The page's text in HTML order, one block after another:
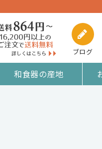
ブログ
和食器の産地